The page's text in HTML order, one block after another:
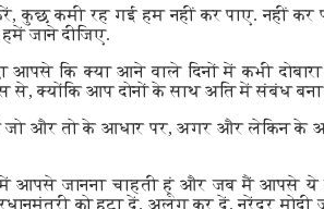
कुछ कमी रह गई हम नहीं कर पाए. नहीं कर
जाने दीजिए.
कि क्या आने वाले दिनों में कभी
से, क्योंकि आप दोनों के साथ अति में संबंध
जो और तो के आधार पर, अगर और लेकिन के
में आपसे जानना चाहती हूं और जब मैं आपसे ये
को हटा दें. अलग कर दें. नरेंद्र